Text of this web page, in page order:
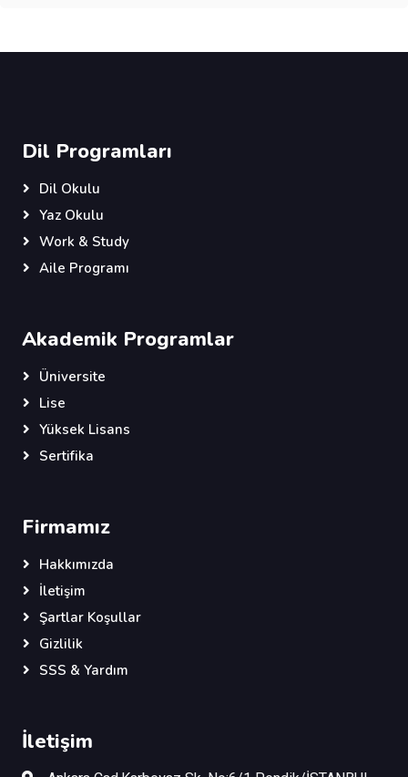
Dil Programları
Dil Okulu
Yaz Okulu
Work & Study
Aile Programı
Akademik Programlar
Üniversite
Lise
Yüksek Lisans
Sertifika
Firmamız
Hakkımızda
İletişim
Şartlar Koşullar
Gizlilik
SSS & Yardım
İletişim